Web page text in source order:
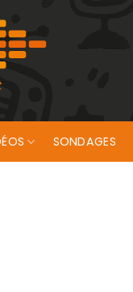
SONDAGES